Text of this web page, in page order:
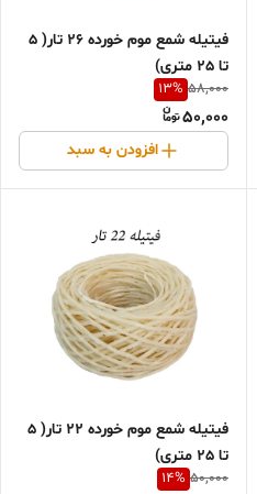
فیتیله شمع موم خورده 26 تار( 5
تا 25 متری)
58,000
13%
50,000
افزودن به سبد
فیتیله شمع موم خورده 22 تار( 5
تا 25 متری)
50,000
14%